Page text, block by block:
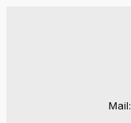
Mail: